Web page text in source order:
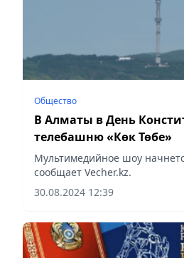
Общество
В Алматы в День
телебашню «Көк Төбе»
Мультимедийное шоу
сообщает Vecher.kz.
30.08.2024 12:39